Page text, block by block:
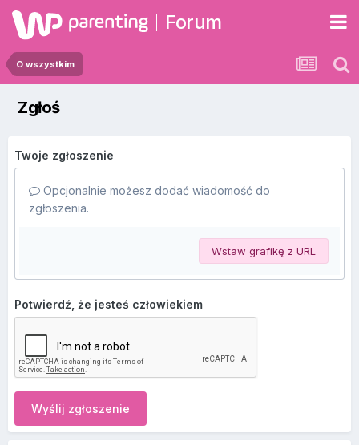
Forum
O wszystkim
Zgłoś
Twoje zgłoszenie
Opcjonalnie możesz dodać wiadomość do
zgłoszenia.
Wstaw grafikę z URL
Potwierdź, że jesteś człowiekiem
Wyślij zgłoszenie